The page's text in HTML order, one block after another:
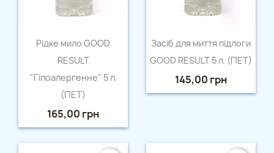
Швидкий перегляд
Рідке мило GOOD
RESULT
"Гіпоалергенне" 5 л.
(ПЕТ)
165,00 грн
 Швидкий перегляд
Засіб для миття підлоги
GOOD RESULT 5 л. (ПЕТ)
145,00 грн